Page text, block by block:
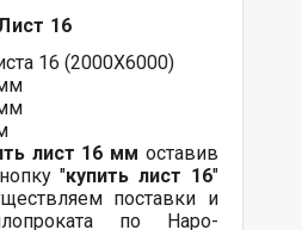
16
16 (2000Х6000)
лист 16 мм оставив
"купить лист 16"
поставки и
по Наро-